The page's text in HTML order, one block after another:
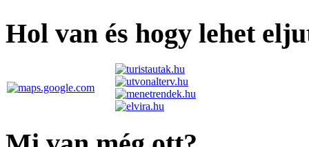
Hol van és hogy lehet